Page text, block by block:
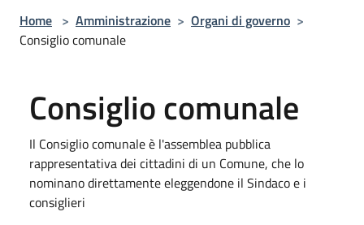
Home > Amministrazione > Organi di governo >
Consiglio comunale
Consiglio comunale
Il Consiglio comunale è l'assemblea pubblica
rappresentativa dei cittadini di un Comune, che lo
nominano direttamente eleggendone il Sindaco e i
consiglieri